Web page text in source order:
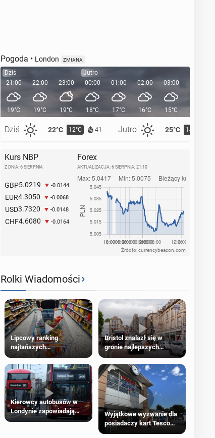
Pogoda • London ZMIANA
Dziś
21:00
19°C
Dziś 22°C 12°C 41 Jutro 25°C 14°C
22:00
19°C
23:00
19°C
Jutro
00:00
18°C
01:00
17°C
02:00
16°C
03:00
15°C
Kurs NBP
Z DNIA: 6 SIERPNIA
GBP5.0219 -0.0144
EUR4.3050 -0.0068
USD3.7320 -0.0148
CHF4.6080 -0.0164
Forex
AKTUALIZACJA: 6 SIERPNIA, 21:10
Źródło: currencybeacon.com
Rolki Wiadomości›
Lipcowy ranking
najtańszych
supermarketów
Bristol znalazł się w
gronie najlepszych
kierunków podróży na
świecie
Kierowcy autobusów w
Londynie zapowiadają
strajki
Wyjątkowe wyzwanie dla
posiadaczy kart Tesco
Clubcard!